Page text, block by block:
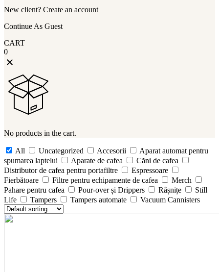
New client? Create an account
Continue As Guest
CART
0
No products in the cart.
All Uncategorized Accesorii
Aparat automat pentru
spumarea laptelui
Aparate de cafea
Căni de cafea
Distributor de cafea pentru portafiltre
Espressoare
Fierbătoare
Filtre pentru echipamente de cafea
Merch
Pahare pentru cafea
Pour-over și Drippers Râșnițe
Still
Life
Tampers Tampers automate Vacuum Cannisters